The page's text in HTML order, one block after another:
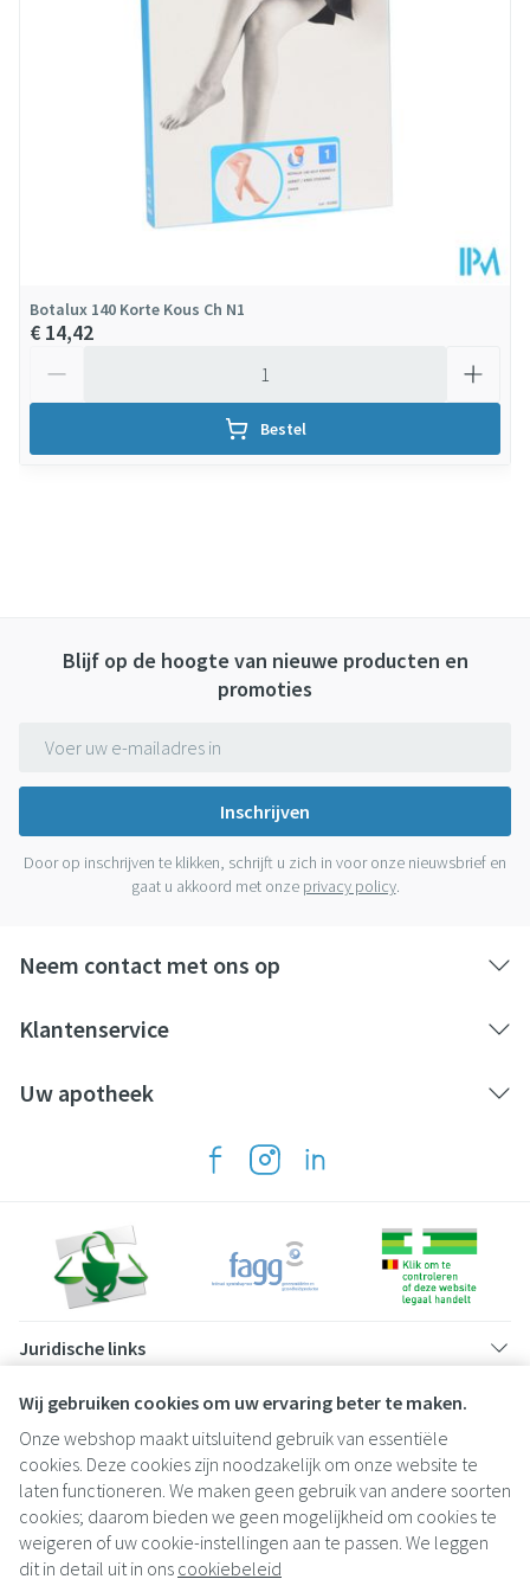
Wij gebruiken cookies om uw ervaring beter te maken.
Onze webshop maakt uitsluitend gebruik van essentiële
cookies. Deze cookies zijn noodzakelijk om onze website te
laten functioneren. We maken geen gebruik van andere soorten
cookies; daarom bieden we geen mogelijkheid om cookies te
weigeren of uw cookie-instellingen aan te passen. We leggen
dit in detail uit in ons cookiebeleid
Kamertemperatuur (15°C - 25°C)
Botalux 140 Korte Kous Ch N1
€ 14,42
Bestel
Blijf op de hoogte van nieuwe producten en
promoties
Inschrijven
Door op inschrijven te klikken, schrijft u zich in voor onze nieuwsbrief en
gaat u akkoord met onze privacy policy.
Neem contact met ons op
Klantenservice
Uw apotheek
Juridische links